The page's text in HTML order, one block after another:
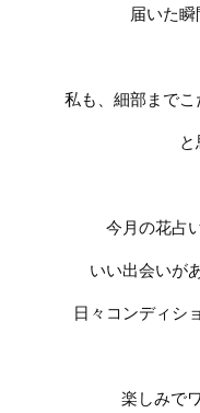
届いた瞬
私も、細部まで
と
今月の花占
いい出会いが
日々コンディシ
楽しみで